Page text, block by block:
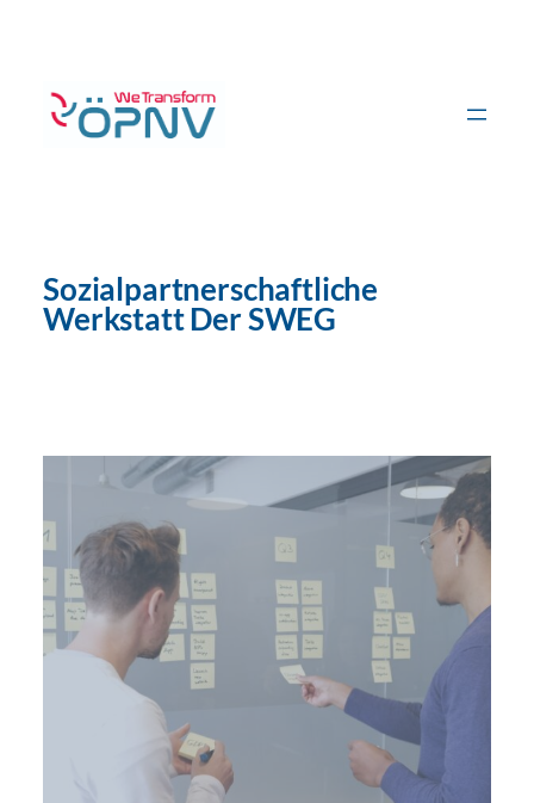
Sozialpartnerschaftliche
Werkstatt Der SWEG